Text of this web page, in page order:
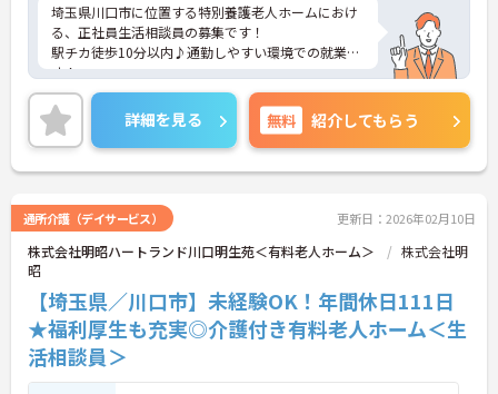
埼玉県川口市に位置する特別養護老人ホームにおけ
る、正社員生活相談員の募集です！
駅チカ徒歩10分以内♪通勤しやすい環境での就業で
す！
ご興味ある方には、面接対策ポイントなど、さらに
詳細をお話しいたしますのでお気軽にご相談くださ
い。
詳細を見る 無料 紹介してもらう
通所介護（デイサービス） 更新日：2026年02月10日
株式会社明昭ハートランド川口明生苑＜有料老人ホーム＞
株式会社明
昭
【埼玉県／川口市】未経験OK！年間休日111日
★福利厚生も充実◎介護付き有料老人ホーム＜生
活相談員＞